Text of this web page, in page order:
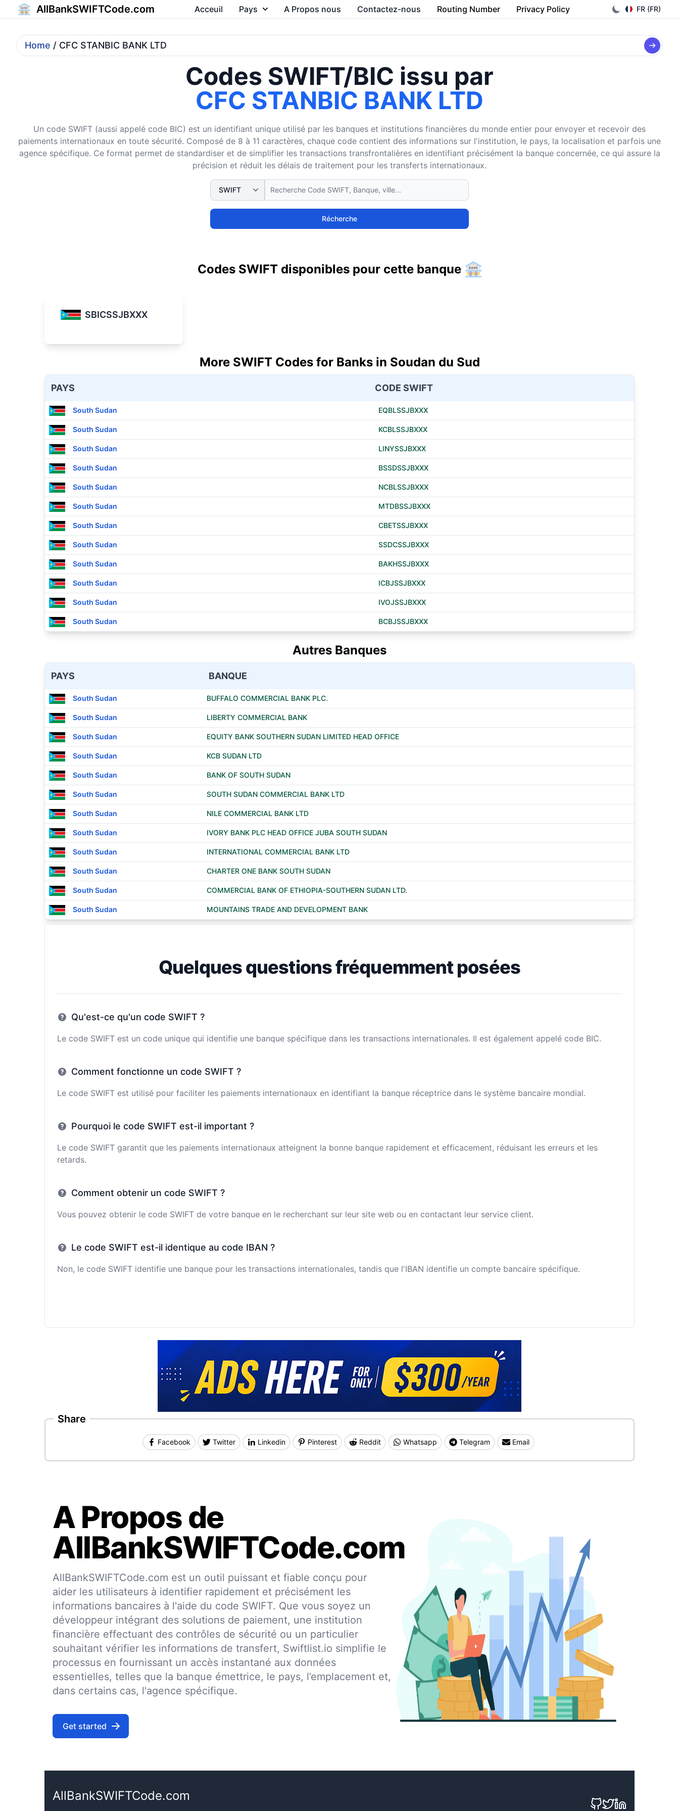
AllBankSWIFTCode.com FR (FR)
Acceuil Pays A Propos nous Contactez-nous Routing Number Privacy Policy
Home / CFC STANBIC BANK LTD
Codes SWIFT/BIC issu par
CFC STANBIC BANK LTD
Un code SWIFT (aussi appelé code BIC) est un identifiant unique utilisé par les banques et institutions financières du monde entier pour envoyer et recevoir des
paiements internationaux en toute sécurité. Composé de 8 à 11 caractères, chaque code contient des informations sur l'institution, le pays, la localisation et parfois une
agence spécifique. Ce format permet de standardiser et de simplifier les transactions transfrontalières en identifiant précisément la banque concernée, ce qui assure la
précision et réduit les délais de traitement pour les transferts internationaux.
Récherche
Codes SWIFT disponibles pour cette banque
SBICSSJBXXX
More SWIFT Codes for Banks in Soudan du Sud
PAYS CODE SWIFT
South Sudan EQBLSSJBXXX
South Sudan KCBLSSJBXXX
South Sudan LINYSSJBXXX
South Sudan BSSDSSJBXXX
South Sudan NCBLSSJBXXX
South Sudan MTDBSSJBXXX
South Sudan CBETSSJBXXX
South Sudan SSDCSSJBXXX
South Sudan BAKHSSJBXXX
South Sudan ICBJSSJBXXX
South Sudan IVOJSSJBXXX
South Sudan BCBJSSJBXXX
Autres Banques
PAYS BANQUE
South Sudan BUFFALO COMMERCIAL BANK PLC.
South Sudan LIBERTY COMMERCIAL BANK
South Sudan EQUITY BANK SOUTHERN SUDAN LIMITED HEAD OFFICE
South Sudan KCB SUDAN LTD
South Sudan BANK OF SOUTH SUDAN
South Sudan SOUTH SUDAN COMMERCIAL BANK LTD
South Sudan NILE COMMERCIAL BANK LTD
South Sudan IVORY BANK PLC HEAD OFFICE JUBA SOUTH SUDAN
South Sudan INTERNATIONAL COMMERCIAL BANK LTD
South Sudan CHARTER ONE BANK SOUTH SUDAN
South Sudan COMMERCIAL BANK OF ETHIOPIA-SOUTHERN SUDAN LTD.
South Sudan MOUNTAINS TRADE AND DEVELOPMENT BANK
Quelques questions fréquemment posées
Qu'est-ce qu'un code SWIFT ?
Le code SWIFT est un code unique qui identifie une banque spécifique dans les transactions internationales. Il est également appelé code BIC.
Comment fonctionne un code SWIFT ?
Le code SWIFT est utilisé pour faciliter les paiements internationaux en identifiant la banque réceptrice dans le système bancaire mondial.
Pourquoi le code SWIFT est-il important ?
Le code SWIFT garantit que les paiements internationaux atteignent la bonne banque rapidement et efficacement, réduisant les erreurs et les
retards.
Comment obtenir un code SWIFT ?
Vous pouvez obtenir le code SWIFT de votre banque en le recherchant sur leur site web ou en contactant leur service client.
Le code SWIFT est-il identique au code IBAN ?
Non, le code SWIFT identifie une banque pour les transactions internationales, tandis que l'IBAN identifie un compte bancaire spécifique.
Share
Facebook Twitter Linkedin Pinterest Reddit Whatsapp Telegram Email
A Propos de
AllBankSWIFTCode.com
AllBankSWIFTCode.com est un outil puissant et fiable conçu pour
aider les utilisateurs à identifier rapidement et précisément les
informations bancaires à l'aide du code SWIFT. Que vous soyez un
développeur intégrant des solutions de paiement, une institution
financière effectuant des contrôles de sécurité ou un particulier
souhaitant vérifier les informations de transfert, Swiftlist.io simplifie le
processus en fournissant un accès instantané aux données
essentielles, telles que la banque émettrice, le pays, l’emplacement et,
dans certains cas, l'agence spécifique.
Get started
AllBankSWIFTCode.com